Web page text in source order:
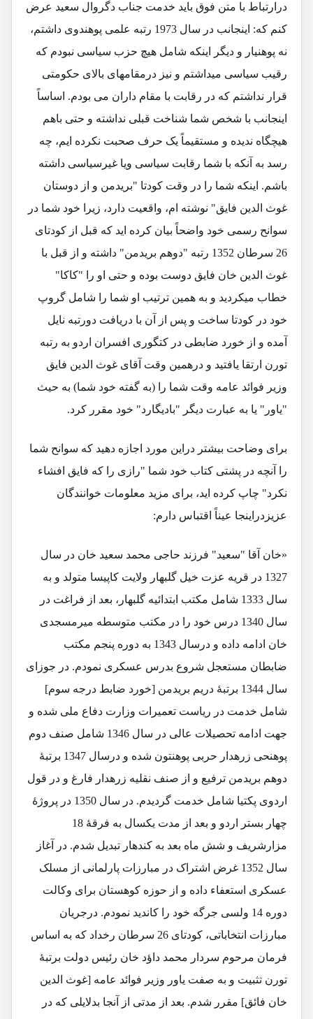
درارتباط با متن فوق باید خدمت جناب دگروال سعید عرض
کنم که: اینجانب در سال 1973 رتبه علمی پوهندوی داشتم،
نه پوهنیار و دیگر اینکه شامل هیچ حزب سیاسی نبودم که
رقیب سیاسی میداشتم و نیز درمقامهای بالای حکومتی
قرار نداشتم که در رقابت با مقام داران می بودم. اساساً
اینجانب با شخص شما شناخت قبلی نداشته و حتی باهم
هیچگاه ندیده و مستقیماً یک حرف صحبت نکرده ایم، چه
رسد به آنکه با شما رقابت سیاسی ویا غیرسیاسی داشته
باشم. اینکه شما را در وقت کودتا "بریدمن و از دوستان
غوث الدین فایق" نوشته ام، واقعیت دارد، زیرا خود شما در
سوانح رسمی خود واضحاً بیان کرده اید که قبل از کودتای
26 سرطان 1352 رتبه "دوهم بریدمن" داشته و از قبل با
غوث الدین خان فایق دوست بوده و حتی او را "کاکا"
خطاب میکردید و به همین ترتیب او شما را شامل گروپ
خود در کودتا ساخت و پس از آن با دریافت دورتبه نایل
آمده و از خورد ضابطی در کتگوری افسران اردو به رتبه
تورن ارتقا یافتید و درهمین وقت آقای غوث الدین فایق
وزیر فوائد عامه وقت شما را (به گفته خود شما) به حیث
"یاور" یا به عبارت دیگر "بادیگارد" خود مقرر کرد.
برای وضاحت بیشتر دراین مورد اجازه دهید که سوانح شما
را آنچه در پشتی کتاب خود شما "رازی را که فایق افشاء
نکرد" چاپ کرده اید، برای مزید معلومات خوانندگان
عزیزدراینجا عیناً اقتباس دارم:
«خان آقا "سعید" فرزند حاجی محمد سعید خان در سال
1327 در قریه عزت خیل گلبهار ولایت کاپیسا متولد و به
سال 1333 شامل مکتب ابتدائیه گلبهار، بعد از فراغت در
سال 1340 درس خود را در مکتب متوسطه میرمسجدی
خان ادامه داده و درسال 1343 به دوره پنجم مکتب
ضابطان مستعجل شروع بدرس عسکری نمودم. در جوزای
سال 1344 برتبۀ دریم بریدمن [خورد ضابط درجه سوم]
شامل خدمت در ریاست تعمیرات وزارت دفاع ملی شده و
جهت ادامه تحصیلات عالی در سال 1346 شامل صنف دوم
پوهنحی زرهدار حربی پوهنتون شده و درسال 1347 برتبۀ
دوهم بریدمن ترفیع و از صنف نقلیه زرهدار فارغ و در قول
اردوی پکتیا شامل خدمت گردیدم. در سال 1350 در پروژۀ
چهار بستر اردو و بعد از مدت یکسال به فرقۀ 18
مزارشریف و شش ماه بعد به کندهار تبدیل شدم. در آغاز
سال 1352 غرض اشتراک در مبارزات پارلمانی از مسلک
عسکری استعفاء داده و از حوزه کوهستان برای وکالت
دوره 14 ولسی جرگه خود را کاندید نمودم. درجریان
مبارزات انتخاباتی، کودتای 26 سرطان رخداد که به اساس
فرمان مرحوم سردار محمد داؤد خان رئیس دولت برتبۀ
تورن تثبیت و به صفت یاور وزیر فوائد عامه [غوث الدین
خان فائق] مقرر شدم. بعد از مدتی از آنجا بدلایلی که در